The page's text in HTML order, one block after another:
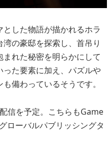
した物語が描かれるホラ
の豪邸を探索し、首吊り
れた秘密を明らかにして
た要素に加え、パズルや
備わっているそうです。
信を予定。こちらもGame
ーバルパブリッシングタ